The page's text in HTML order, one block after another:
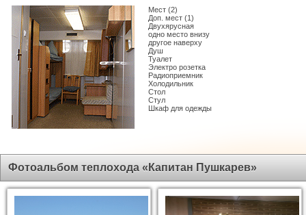
Мест (2)
Доп. мест (1)
Двухярусная
одно место внизу
другое наверху
Душ
Туалет
Электро розетка
Радиоприемник
Холодильник
Стол
Стул
Шкаф для одежды
Фотоальбом теплохода «Капитан Пушкарев»